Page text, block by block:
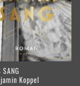
SANG
Koppel